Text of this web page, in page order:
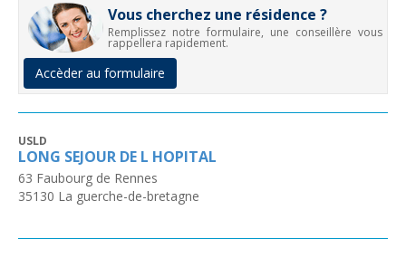
Vous cherchez une résidence ?
Remplissez notre formulaire, une conseillère vous
rappellera rapidement.
Accèder au formulaire
USLD
LONG SEJOUR DE L HOPITAL
63 Faubourg de Rennes
35130 La guerche-de-bretagne